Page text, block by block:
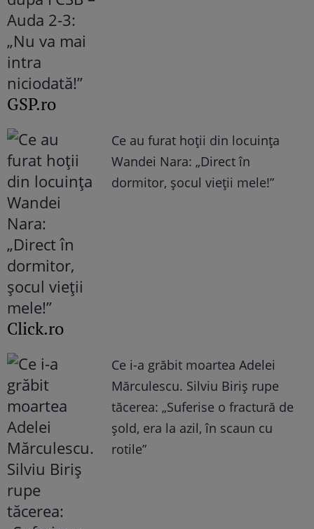
GSP.ro
Ce au furat hoții din locuința
Wandei Nara: „Direct în
dormitor, șocul vieții mele!”
Click.ro
Ce i-a grăbit moartea Adelei
Mărculescu. Silviu Biriș rupe
tăcerea: „Suferise o fractură de
șold, era la azil, în scaun cu
rotile”